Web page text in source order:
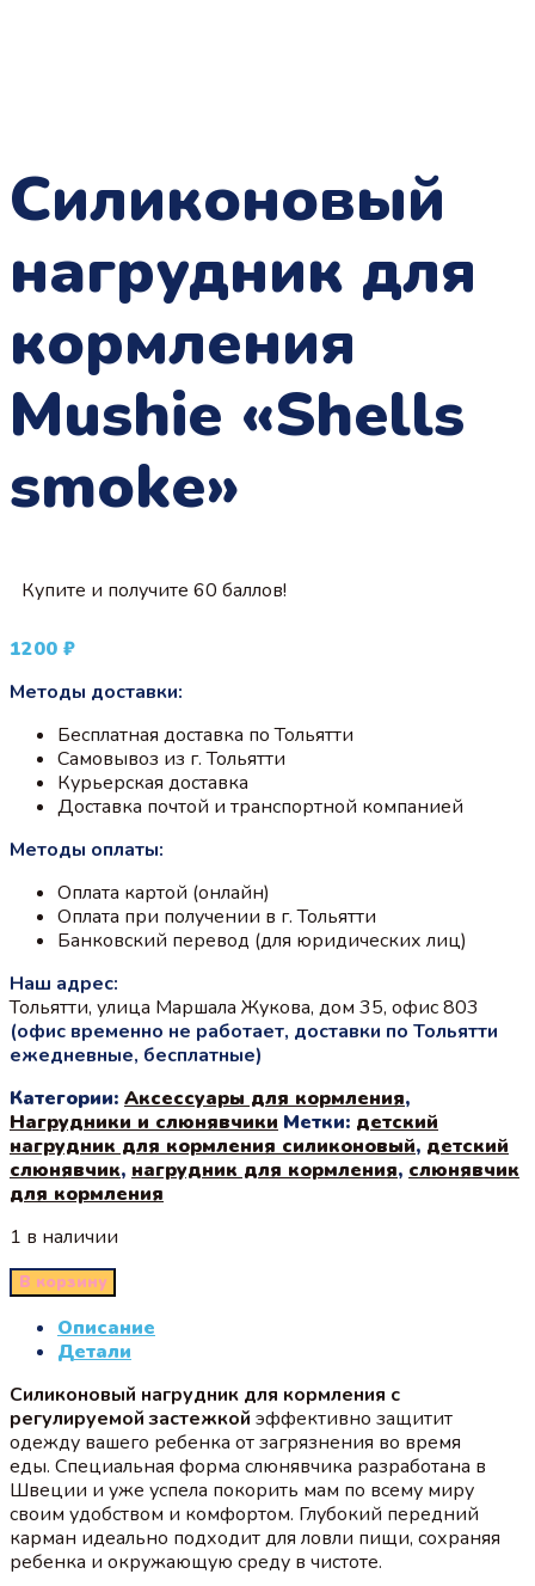
Силиконовый
нагрудник для
кормления
Mushie «Shells
smoke»
Купите и получите 60 баллов!
1200 ₽
Методы доставки:
Бесплатная доставка по Тольятти
Самовывоз из г. Тольятти
Курьерская доставка
Доставка почтой и транспортной компанией
Методы оплаты:
Оплата картой (онлайн)
Оплата при получении в г. Тольятти
Банковский перевод (для юридических лиц)
Наш адрес:
Тольятти, улица Маршала Жукова, дом 35, офис 803
(офис временно не работает, доставки по Тольятти
ежедневные, бесплатные)
Категории: Аксессуары для кормления,
Нагрудники и слюнявчики Метки: детский
нагрудник для кормления силиконовый, детский
слюнявчик, нагрудник для кормления, слюнявчик
для кормления
1 в наличии
В корзину
Описание
Детали
Силиконовый нагрудник для кормления с
регулируемой застежкой эффективно защитит
одежду вашего ребенка от загрязнения во время
еды. Специальная форма слюнявчика разработана в
Швеции и уже успела покорить мам по всему миру
своим удобством и комфортом. Глубокий передний
карман идеально подходит для ловли пищи, сохраняя
ребенка и окружающую среду в чистоте.